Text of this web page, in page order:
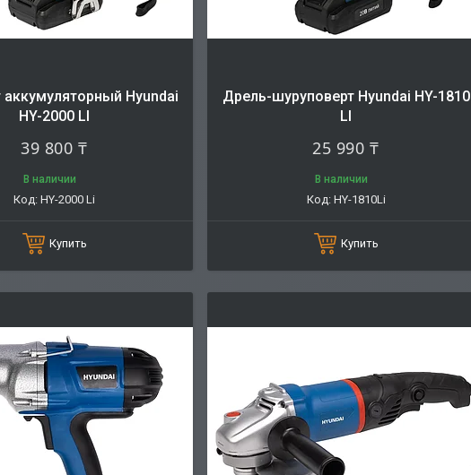
аккумуляторный Hyundai
HY-2000 LI
39 800 ₸
В наличии
HY-2000 Li
Купить
Дрель-шуруповерт Hyundai HY-1810
LI
25 990 ₸
В наличии
HY-1810Li
Купить